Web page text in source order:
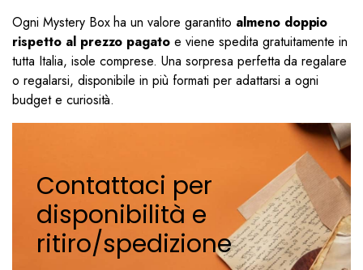
Ogni Mystery Box ha un valore garantito almeno doppio
rispetto al prezzo pagato e viene spedita gratuitamente in
tutta Italia, isole comprese. Una sorpresa perfetta da regalare
o regalarsi, disponibile in più formati per adattarsi a ogni
budget e curiosità.
Contattaci per
disponibilità e
ritiro/spedizione